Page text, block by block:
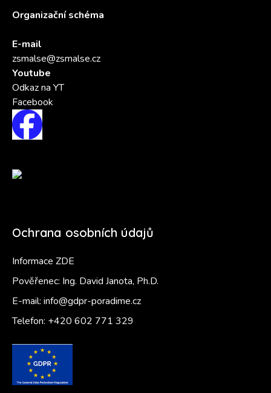
Organizační schéma
E-mail
zsmalse@zsmalse.cz
Youtube
Odkaz na YT
Facebook
Ochrana osobních údajů
Informace ZDE
Pověřenec: Ing. David Janota, Ph.D.
E-mail: info@gdpr-poradime.cz
Telefon: +420 602 771 329